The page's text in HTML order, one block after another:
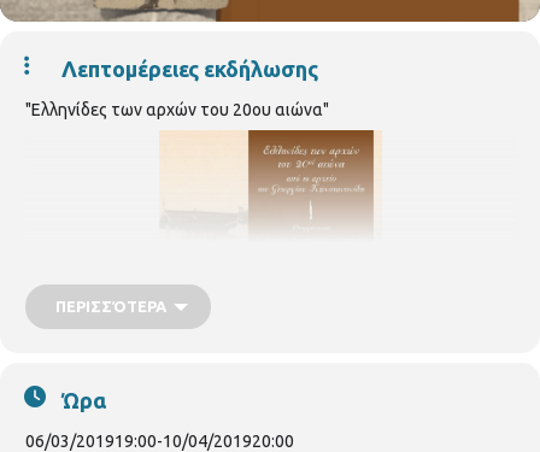
Λεπτομέρειες εκδήλωσης
"Ελληνίδες των αρχών του 20ου αιώνα"
ΠΕΡΙΣΣΌΤΕΡΑ
Ώρα
06/03/201919:00-10/04/201920:00